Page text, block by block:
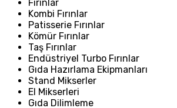
Fırınlar
Kombi Fırınlar
Patisserie Fırınlar
Kömür Fırınlar
Taş Fırınlar
Endüstriyel Turbo Fırınlar
Gıda Hazırlama Ekipmanları
Stand Mikserler
El Mikserleri
Gıda Dilimleme